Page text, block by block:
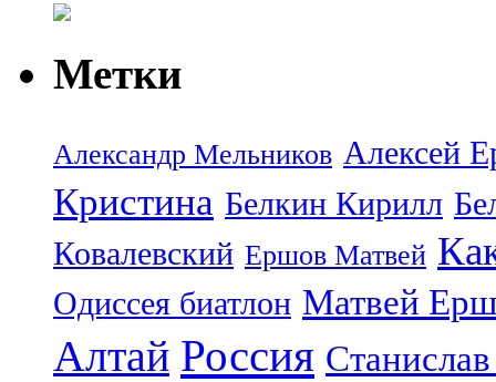
Метки
Александр Мельников Алексей
Кристина Белкин Кирилл
Ковалевский Ершов Матвей
Одиссея биатлон Матвей
Алтай Россия